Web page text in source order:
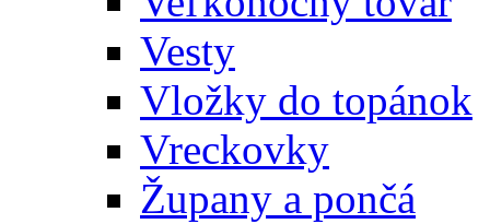
Vesty
Vložky do topánok
Vreckovky
Župany a pončá